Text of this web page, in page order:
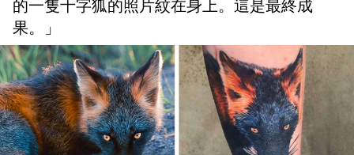
的一隻十字狐的照片紋在身上。這是最終成
果。」